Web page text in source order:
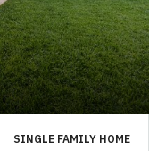
SINGLE FAMILY HOME